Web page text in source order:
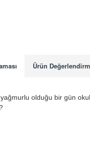
Ürün
olduğu bir gün